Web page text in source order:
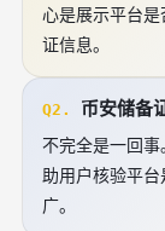
心是展示平台
证信息。
Q2. 币安储备
不完全是一回
助用户核验平
广。